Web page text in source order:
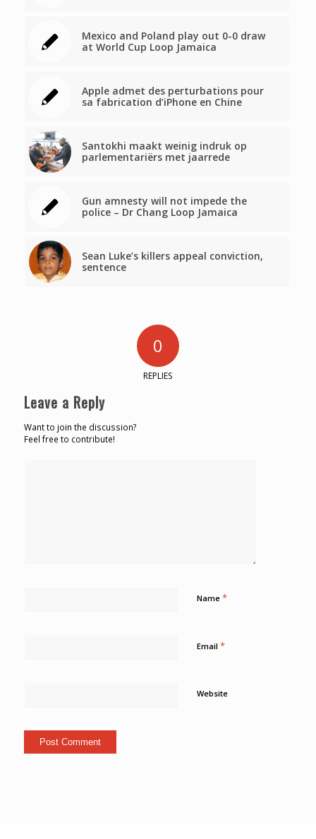
Mexico and Poland play out 0-0 draw
at World Cup Loop Jamaica
Apple admet des perturbations pour
sa fabrication d’iPhone en Chine
Santokhi maakt weinig indruk op
parlementariërs met jaarrede
Gun amnesty will not impede the
police – Dr Chang Loop Jamaica
Sean Luke’s killers appeal conviction,
sentence
0
REPLIES
Leave a Reply
Want to join the discussion?
Feel free to contribute!
Name *
Email *
Website